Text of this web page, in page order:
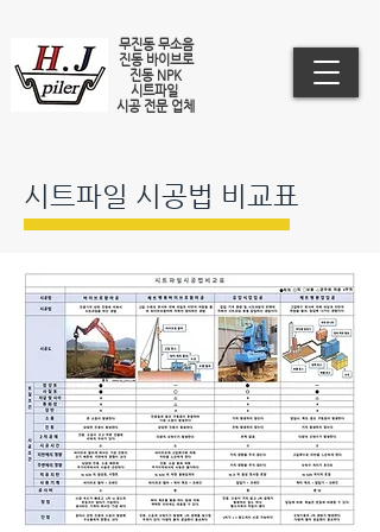
무진동 무소음
진동 바이브로
진동 NPK
시트파일
​시공 전문 업체
​시트파일 시공법 비교표